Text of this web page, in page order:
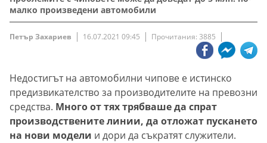
малко произведени автомобили
Петър Захариев 16.07.2021 09:45 Прочитания: 3885
Недостигът на автомобилни чипове е истинско
предизвикателство за производителите на превозни
средства. Много от тях трябваше да спрат
производствените линии, да отложат пускането
на нови модели и дори да съкратят служители.